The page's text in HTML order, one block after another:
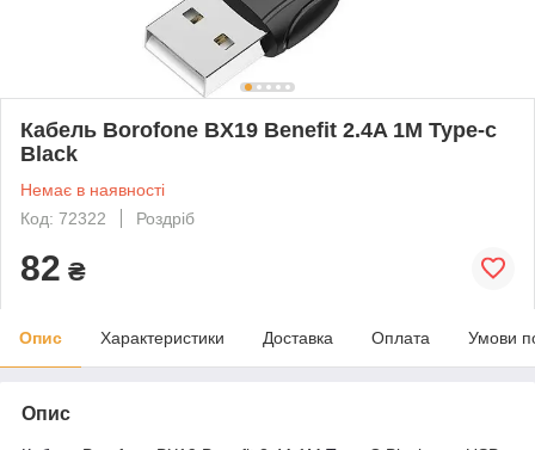
Кабель Borofone BX19 Benefit 2.4A 1M Type-c
Black
Немає в наявності
Код: 72322
Роздріб
82 ₴
Опис Характеристики Доставка Оплата Умови
Опис